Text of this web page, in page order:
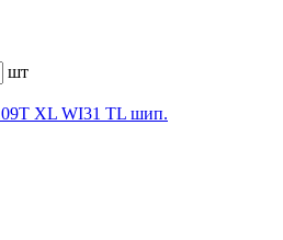
шт
XL WI31 TL шип.